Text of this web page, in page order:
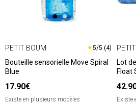
PETIT BOUM ★5/5 (4)
Bouteille sensorielle Move Spiral
Blue
17.90€
Existe en plusieurs modèles
Lot
Float
Existe